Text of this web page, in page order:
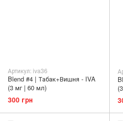
Артикул: iva36
Blend #4 | Табак+Вишня - IVA
(3 мг | 60 мл)
300 грн